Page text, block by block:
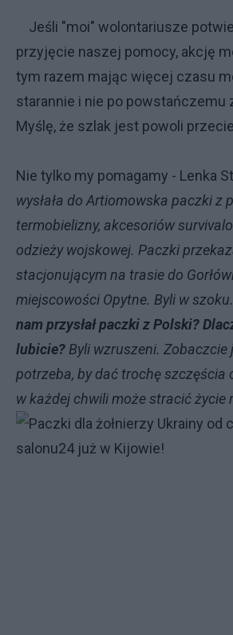
Jeśli "moi" wolontariusze
przyjęcie naszej pomocy, akcję
tym razem mając więcej czasu
starannie i nie po powstańczemu
Myślę, że szlak jest powoli
Nie tylko my pomagamy - Lenka
wysłała do Artiomowska paczki z
termobielizny, akcesoriów
odzieży wojskowej. Paczki
stacjonującym na trasie do
miejscowości Opytne. Byli w szoku.
nam przysłał paczki z Polski?
lubicie? Byli wzruszeni. Zobaczcie
potrzeba, by dać trochę szczęścia
w każdej chwili może stracić życie